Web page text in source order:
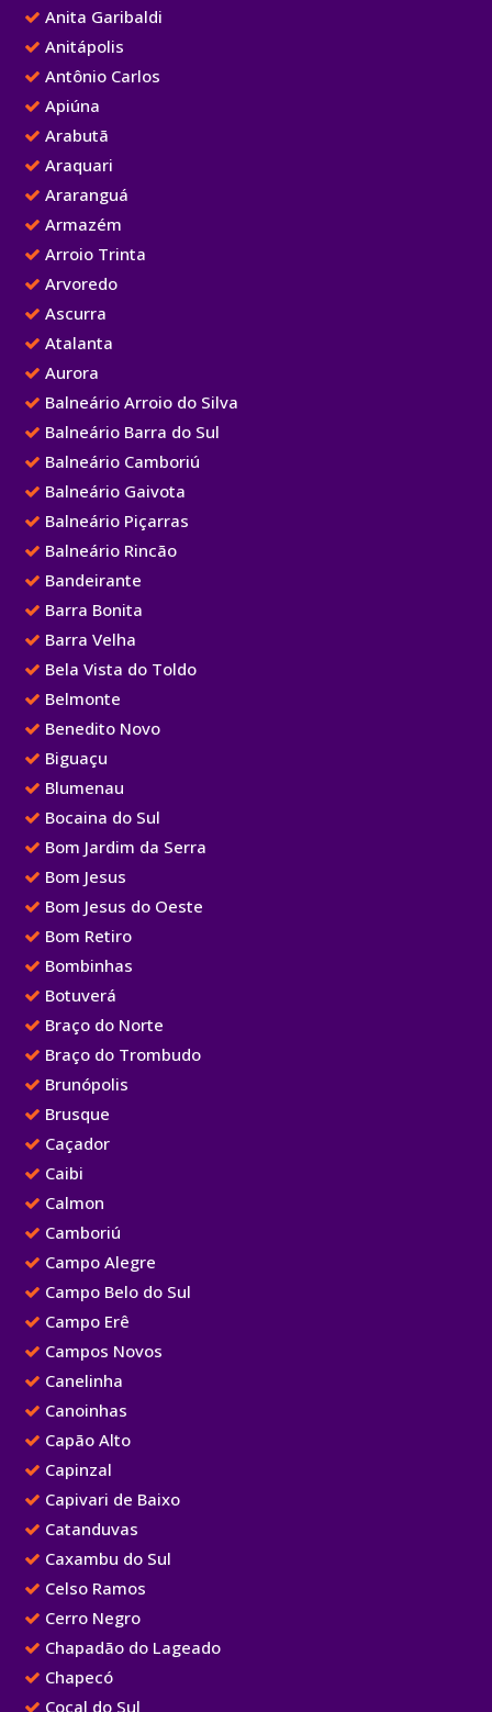
Anita Garibaldi
Anitápolis
Antônio Carlos
Apiúna
Arabutã
Araquari
Araranguá
Armazém
Arroio Trinta
Arvoredo
Ascurra
Atalanta
Aurora
Balneário Arroio do Silva
Balneário Barra do Sul
Balneário Camboriú
Balneário Gaivota
Balneário Piçarras
Balneário Rincão
Bandeirante
Barra Bonita
Barra Velha
Bela Vista do Toldo
Belmonte
Benedito Novo
Biguaçu
Blumenau
Bocaina do Sul
Bom Jardim da Serra
Bom Jesus
Bom Jesus do Oeste
Bom Retiro
Bombinhas
Botuverá
Braço do Norte
Braço do Trombudo
Brunópolis
Brusque
Caçador
Caibi
Calmon
Camboriú
Campo Alegre
Campo Belo do Sul
Campo Erê
Campos Novos
Canelinha
Canoinhas
Capão Alto
Capinzal
Capivari de Baixo
Catanduvas
Caxambu do Sul
Celso Ramos
Cerro Negro
Chapadão do Lageado
Chapecó
Cocal do Sul